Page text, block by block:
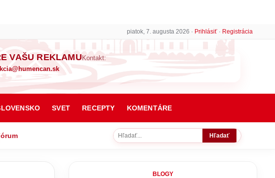
piatok, 7. augusta 2026 · Prihlásiť · Registrácia
VAŠU REKLAMU Kontakt:
SVET RECEPTY KOMENTÁRE
Hľadať
BLOGY